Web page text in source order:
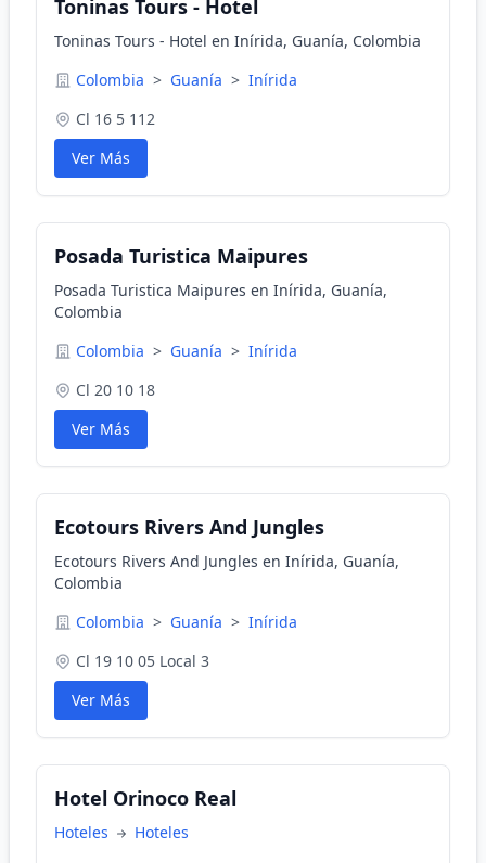
Toninas Tours - Hotel
Toninas Tours - Hotel en Inírida, Guanía, Colombia
Colombia > Guanía > Inírida
Cl 16 5 112
Ver Más
Posada Turistica Maipures
Posada Turistica Maipures en Inírida, Guanía,
Colombia
Colombia > Guanía > Inírida
Cl 20 10 18
Ver Más
Ecotours Rivers And Jungles
Ecotours Rivers And Jungles en Inírida, Guanía,
Colombia
Colombia > Guanía > Inírida
Cl 19 10 05 Local 3
Ver Más
Hotel Orinoco Real
Hoteles Hoteles